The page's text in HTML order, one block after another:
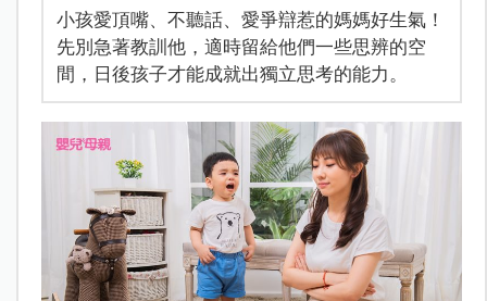
小孩愛頂嘴、不聽話、愛爭辯惹的媽媽好生氣！
先別急著教訓他，適時留給他們一些思辨的空
間，日後孩子才能成就出獨立思考的能力。